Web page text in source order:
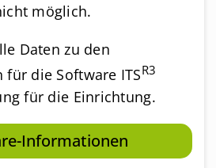
möglich.
Daten zu den
für die Software ITSR3
für die Einrichtung.
Informationen